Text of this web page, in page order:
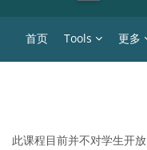
首页 Tools 更多
此课程目前并不对学生开放